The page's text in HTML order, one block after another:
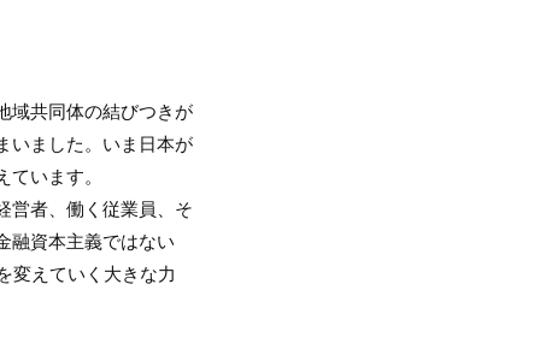
共同体の結びつきが
いました。いま日本が
います。
者、働く従業員、そ
融資本主義ではない
変えていく大きな力